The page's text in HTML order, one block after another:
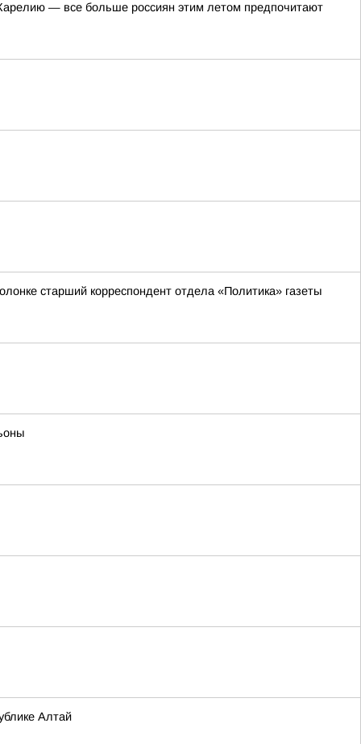
— все больше россиян этим летом предпочитают
старший корреспондент отдела «Политика» газеты
Алтай